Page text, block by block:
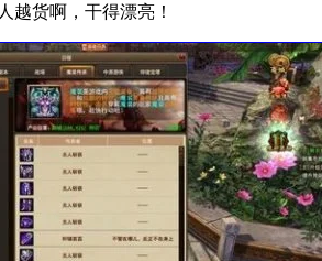
越货啊，干得漂亮！